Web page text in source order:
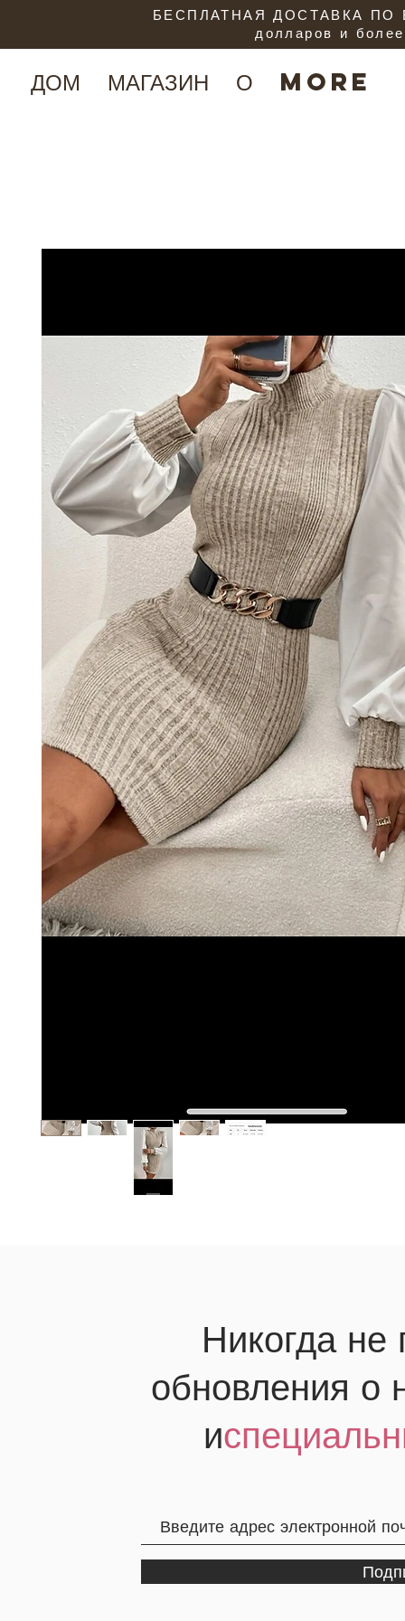
ДОМ МАГАЗИН О More
БЕСПЛАТНАЯ ДОСТАВКА ПО
долларов и
Никогда не
обновления о
и